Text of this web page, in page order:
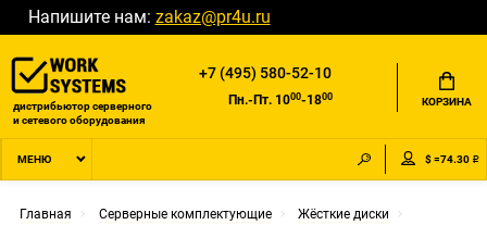
Напишите нам: zakaz@pr4u.ru
дистрибьютор серверного
и сетевого оборудования
+7 (495) 580-52-10
Пн.-Пт. 1000-1800 КОРЗИНА
МЕНЮ $ =74.30 ₽
Главная Серверные комплектующие
Жёсткие диски